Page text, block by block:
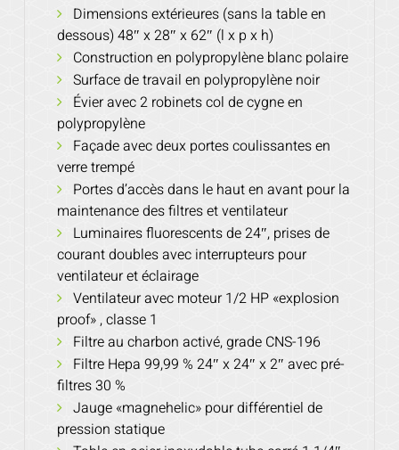
Dimensions extérieures (sans la table en
dessous) 48″ x 28″ x 62″ (l x p x h)
Construction en polypropylène blanc polaire
Surface de travail en polypropylène noir
Évier avec 2 robinets col de cygne en
polypropylène
Façade avec deux portes coulissantes en
verre trempé
Portes d’accès dans le haut en avant pour la
maintenance des filtres et ventilateur
Luminaires fluorescents de 24″, prises de
courant doubles avec interrupteurs pour
ventilateur et éclairage
Ventilateur avec moteur 1/2 HP «explosion
proof» , classe 1
Filtre au charbon activé, grade CNS-196
Filtre Hepa 99,99 % 24″ x 24″ x 2″ avec pré-
filtres 30 %
Jauge «magnehelic» pour différentiel de
pression statique